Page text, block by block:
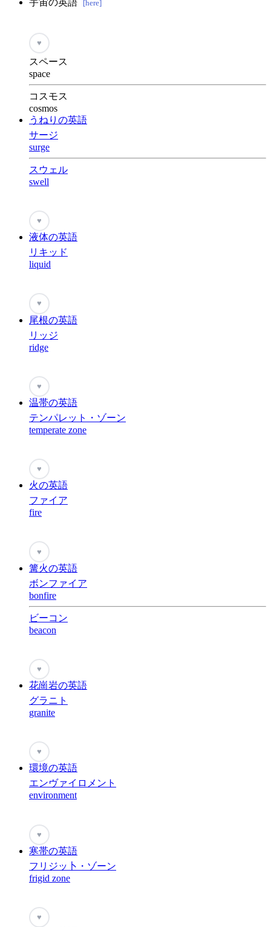
宇宙の英語 [here]
♥
スペース
space
コスモス
cosmos
うねりの英語
サージ
surge
スウェル
swell
♥
液体の英語
リキッド
liquid
♥
尾根の英語
リッジ
ridge
♥
温帯の英語
テンパレット・ゾーン
temperate zone
♥
火の英語
ファイア
fire
♥
篝火の英語
ボンファイア
bonfire
ビーコン
beacon
♥
花崗岩の英語
グラニト
granite
♥
環境の英語
エンヴァイロメント
environment
♥
寒帯の英語
フリジッ卜・ゾーン
frigid zone
♥